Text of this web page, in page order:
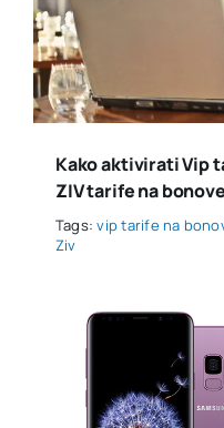
Kako aktivirati Vip
ZIV tarife na bonove
Tags:vip tarife na
Ziv